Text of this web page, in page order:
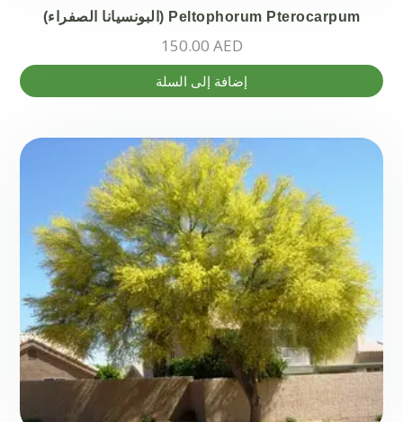
Peltophorum Pterocarpum (البونسيانا الصفراء)
150.00 AED
إضافة إلى السلة